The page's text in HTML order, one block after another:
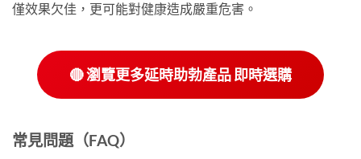
僅效果欠佳，更可能對健康造成嚴重危害。
🔴 瀏覽更多延時助勃產品 即時選購
常見問題（FAQ）